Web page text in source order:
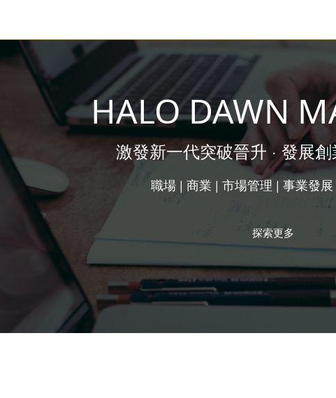
HALO DAWN
激發新一代突破晉升 · 發展
職場 | 商業 | 市場管理 | 事業發
探索更多